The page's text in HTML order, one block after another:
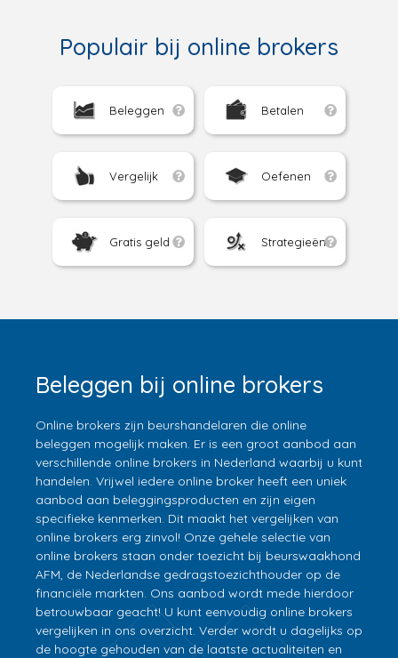
Populair bij online brokers
Beleggen Betalen
Vergelijk Oefenen
Gratis geld Strategieën
Beleggen bij online brokers
Online brokers zijn beurshandelaren die online
beleggen mogelijk maken. Er is een groot aanbod aan
verschillende online brokers in Nederland waarbij u kunt
handelen. Vrijwel iedere online broker heeft een uniek
aanbod aan beleggingsproducten en zijn eigen
specifieke kenmerken. Dit maakt het vergelijken van
online brokers erg zinvol! Onze gehele selectie van
online brokers staan onder toezicht bij beurswaakhond
AFM, de Nederlandse gedragstoezichthouder op de
financiële markten. Ons aanbod wordt mede hierdoor
betrouwbaar geacht! U kunt eenvoudig online brokers
vergelijken in ons overzicht. Verder wordt u dagelijks op
de hoogte gehouden van de laatste actualiteiten en